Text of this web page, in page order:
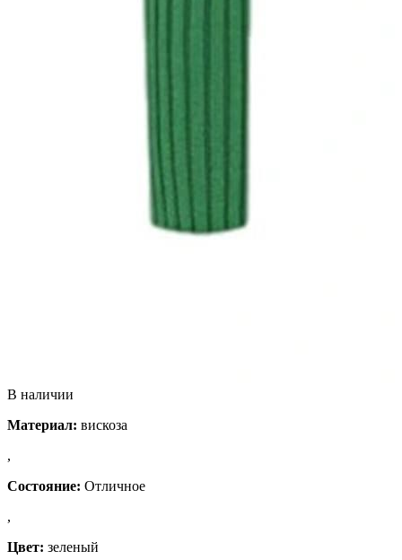
В наличии
Материал: вискоза
,
Состояние: Отличное
,
Цвет: зеленый